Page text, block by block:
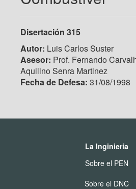
Disertación 315
Autor: Luis Carlos Suster
Asesor: Prof. Fernando
Aquilino Senra Martinez
Fecha de Defesa: 31/08/1998
La Inginiería
Sobre el PEN
Sobre el DNC